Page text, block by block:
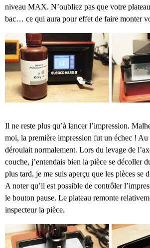
niveau MAX. N’oubliez pas que votre
bac… ce qui aura pour effet de faire monter
Il ne reste plus qu’à lancer l’impression.
moi, la première impression fut un échec ! Au
déroulait normalement. Lors du levage de
couche, j’entendais bien la pièce se décoller
plus tard, je me suis aperçu que les pièces se
A noter qu’il est possible de contrôler
le bouton pause. Le plateau remonte
inspecteur la pièce.